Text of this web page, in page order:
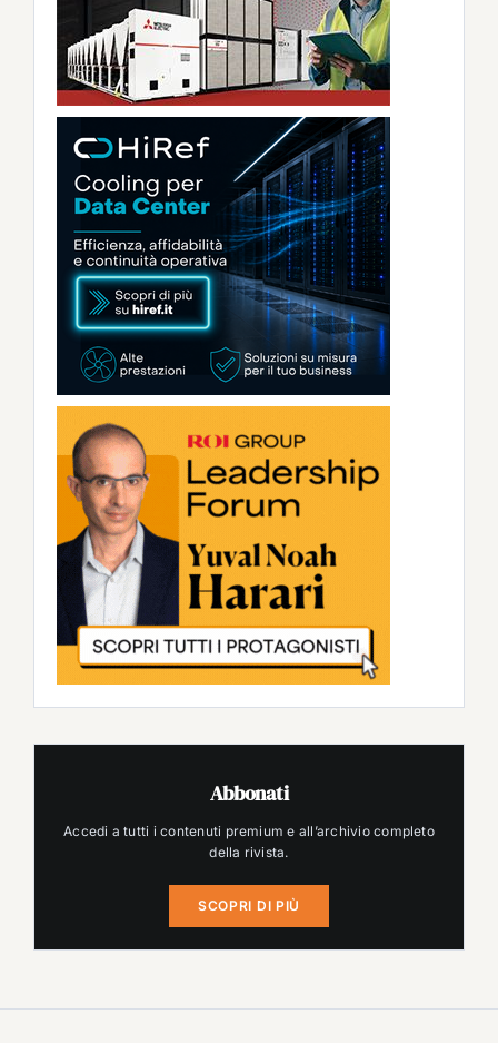
Abbonati
Accedi a tutti i contenuti premium e all’archivio completo
della rivista.
SCOPRI DI PIÙ